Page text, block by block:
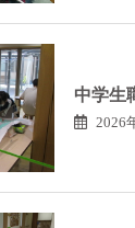
中学生
2026